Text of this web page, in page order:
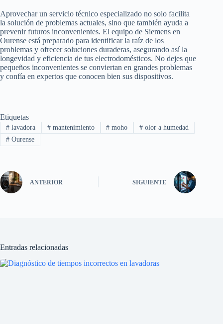
Aprovechar un servicio técnico especializado no solo facilita
la solución de problemas actuales, sino que también ayuda a
prevenir futuros inconvenientes. El equipo de Siemens en
Ourense está preparado para identificar la raíz de los
problemas y ofrecer soluciones duraderas, asegurando así la
longevidad y eficiencia de tus electrodomésticos. No dejes que
pequeños inconvenientes se conviertan en grandes problemas
y confía en expertos que conocen bien sus dispositivos.
Etiquetas
#lavadora #mantenimiento # moho # olor a humedad
#Ourense
ANTERIOR SIGUIENTE
Entradas relacionadas